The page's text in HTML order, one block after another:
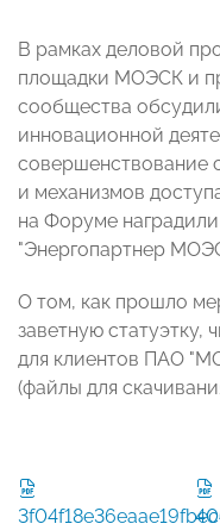
В рамках деловой
площадки МОЭСК и
сообщества
инновационной
совершенствование
и механизмов
на Форуме
"Энергопартнер
О том, как прошло
заветную статуэтку,
для клиентов ПАО
(файлы для